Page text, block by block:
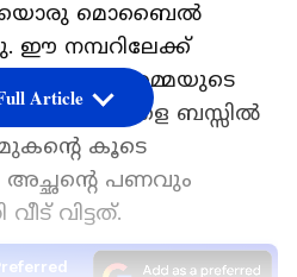
മൊബൈൽ
ഈ നമ്പറിലേക്ക്
അമ്മയുടെ
രണ്ട് മക്കളെ ബസ്സിൽ
കൂടെ
പണവും
വിട്ടത്.
Article